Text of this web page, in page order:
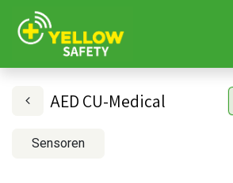
AED CU-Medical
Sensoren